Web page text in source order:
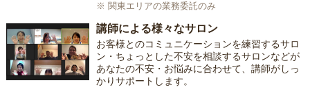
※ 関東エリアの業務委託のみ
講師による様々なサロン
お客様とのコミュニケーションを練習するサロ
ン・ちょっとした不安を相談するサロンなどが
あなたの不安・お悩みに合わせて、講師がしっ
かりサポートします。